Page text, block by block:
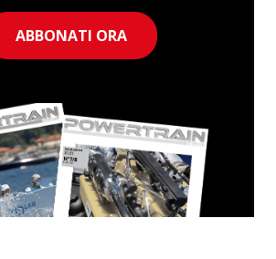
ABBONATI ORA